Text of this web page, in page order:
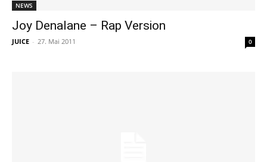
NEWS
Joy Denalane – Rap Version
JUICE - 27. Mai 2011 0